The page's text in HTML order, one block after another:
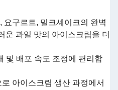
요구르트, 밀크셰이크의 완벽
운 과일 맛의 아이스크림을 더
및 배포 속도 조정에 편리합
아이스크림 생산 과정에서